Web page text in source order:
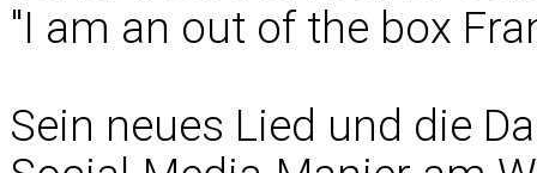
"I am an out of the box
Sein neues Lied und die